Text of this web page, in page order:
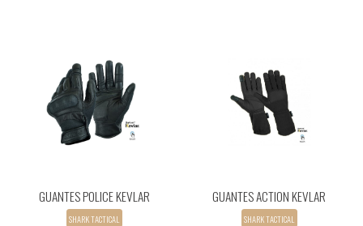
GUANTES POLICE KEVLAR
SHARK TACTICAL
GUANTES ACTION KEVLAR
SHARK TACTICAL